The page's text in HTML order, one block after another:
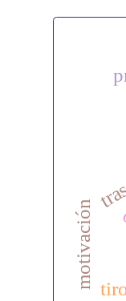
motivación